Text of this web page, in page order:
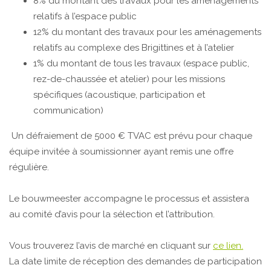
relatifs à l’espace public
12% du montant des travaux pour les aménagements
relatifs au complexe des Brigittines et à l’atelier
1% du montant de tous les travaux (espace public,
rez-de-chaussée et atelier) pour les missions
spécifiques (acoustique, participation et
communication)
Un défraiement de 5000 € TVAC est prévu pour chaque
équipe invitée à soumissionner ayant remis une offre
régulière.
Le bouwmeester accompagne le processus et assistera
au comité d’avis pour la sélection et l’attribution.
Vous trouverez l’avis de marché en cliquant sur ce lien.
La date limite de réception des demandes de participation